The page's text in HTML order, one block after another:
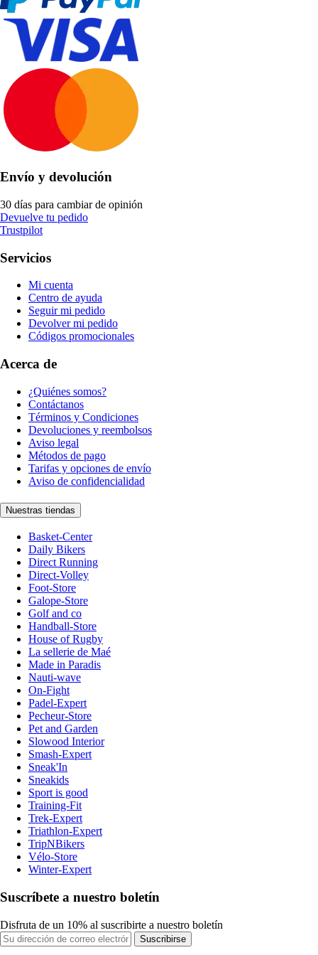
Envío y devolución
30 días para cambiar de opinión
Devuelve tu pedido
Trustpilot
Servicios
Mi cuenta
Centro de ayuda
Seguir mi pedido
Devolver mi pedido
Códigos promocionales
Acerca de
¿Quiénes somos?
Contáctanos
Términos y Condiciones
Devoluciones y reembolsos
Aviso legal
Métodos de pago
Tarifas y opciones de envío
Aviso de confidencialidad
Nuestras tiendas
Basket-Center
Daily Bikers
Direct Running
Direct-Volley
Foot-Store
Galope-Store
Golf and co
Handball-Store
House of Rugby
La sellerie de Maé
Made in Paradis
Nauti-wave
On-Fight
Padel-Expert
Pecheur-Store
Pet and Garden
Slowood Interior
Smash-Expert
Sneak'In
Sneakids
Sport is good
Training-Fit
Trek-Expert
Triathlon-Expert
TripNBikers
Vélo-Store
Winter-Expert
Suscríbete a nuestro boletín
Disfruta de un 10% al suscribirte a nuestro boletín
Suscribirse